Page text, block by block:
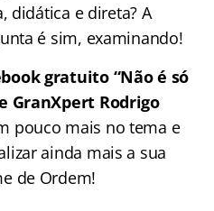
didática e direta? A
é sim, examinando!
gratuito “Não é só
GranXpert Rodrigo
pouco mais no tema e
ainda mais a sua
de Ordem!